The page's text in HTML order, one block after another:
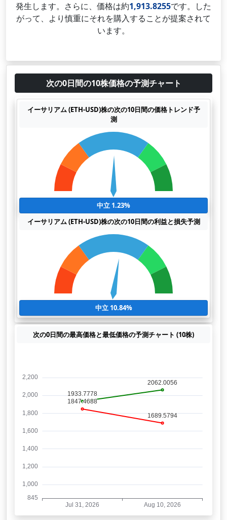
発生します。さらに、価格は約1,913.8255です。した
がって、より慎重にそれを購入することが提案されて
います。
次の0日間の10株価格の予測チャート
イーサリアム (ETH-USD)株の次の10日間の価格トレンド予
測
中立 1.23%
イーサリアム (ETH-USD)株の次の10日間の利益と損失予測
中立 10.84%
次の0日間の最高価格と最低価格の予測チャート (10株)